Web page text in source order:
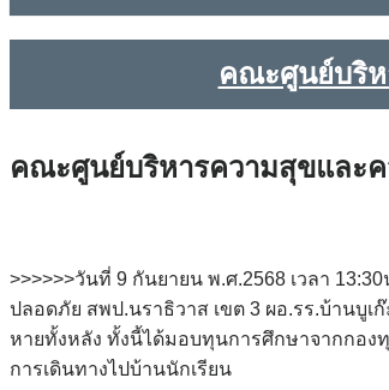
คณะศูนย์บริห
คณะศูนย์บริหารความสุขและค
>>>>>>วันที่ 9 กันยายน พ.ศ.2568 เวลา
ปลอดภัย สพป.นราธิวาส เขต 3 ผอ.รร.บ้านบูเ
หายทั้งหลัง ทั้งนี้ได้มอบทุนการศึกษาจากกอ
การเดินทางไปบ้านนักเรียน